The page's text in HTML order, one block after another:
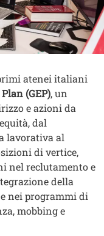
atenei italiani
(GEP), un
e azioni da
dal
lavorativa al
di vertice,
nel reclutamento e
della
nei programmi di
mobbing e